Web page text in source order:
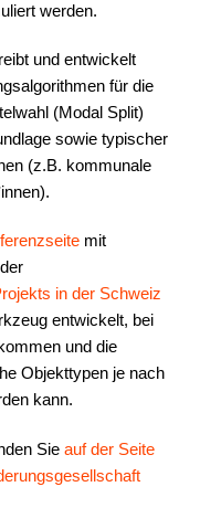
werden.
und entwickelt
für die
(Modal Split)
sowie typischer
(z.B. kommunale
mit
in der Schweiz
entwickelt, bei
und die
Objekttypen je nach
kann.
Sie auf der Seite